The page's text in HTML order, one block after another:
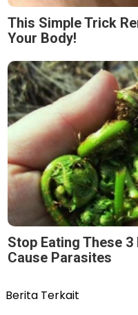
This Simple Trick
Your Body!
Stop Eating These
Cause Parasites
Berita Terkait